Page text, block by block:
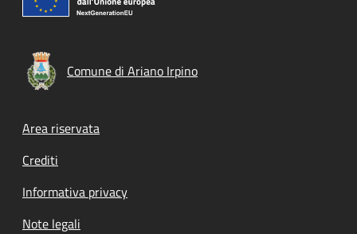
Comune di Ariano Irpino
Footer menu
Area riservata
Crediti
Informativa privacy
Note legali